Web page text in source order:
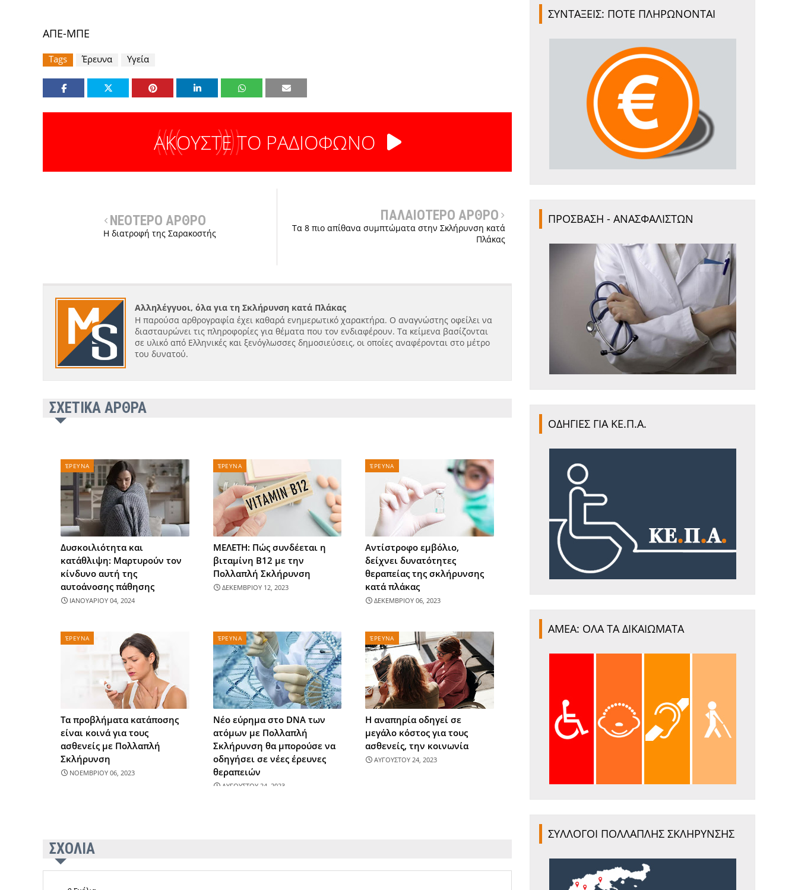
ΑΠΕ-ΜΠΕ
Tags Έρευνα Υγεία
ΑΚΟΥΣΤΕ ΤΟ ΡΑΔΙΟΦΩΝΟ
ΝΕΟΤΕΡΟ ΑΡΘΡΟ
Η διατροφή της Σαρακοστής
ΠΑΛΑΙΟΤΕΡΟ ΑΡΘΡΟ
Τα 8 πιο απίθανα συμπτώματα στην Σκλήρυνση κατά
Πλάκας
Αλληλέγγυοι, όλα για τη Σκλήρυνση κατά Πλάκας
Η παρούσα αρθρογραφία έχει καθαρά ενημερωτικό χαρακτήρα. Ο αναγνώστης οφείλει να
διασταυρώνει τις πληροφορίες για θέματα που τον ενδιαφέρουν. Τα κείμενα βασίζονται
σε υλικό από Ελληνικές και ξενόγλωσσες δημοσιεύσεις, οι οποίες αναφέρονται στο μέτρο
του δυνατού.
ΣΧΕΤΙΚΑ ΑΡΘΡΑ
ΈΡΕΥΝΑ
Δυσκοιλιότητα και
κατάθλιψη: Μαρτυρούν τον
κίνδυνο αυτή της
αυτοάνοσης πάθησης
ΙΑΝΟΥΑΡΙΟΥ 04, 2024
ΈΡΕΥΝΑ
ΜΕΛΕΤΗ: Πώς συνδέεται η
βιταμίνη Β12 με την
Πολλαπλή Σκλήρυνση
ΔΕΚΕΜΒΡΙΟΥ 12, 2023
ΈΡΕΥΝΑ
Aντίστροφο εμβόλιο,
δείχνει δυνατότητες
θεραπείας της σκλήρυνσης
κατά πλάκας
ΔΕΚΕΜΒΡΙΟΥ 06, 2023
ΈΡΕΥΝΑ
Τα προβλήματα κατάποσης
είναι κοινά για τους
ασθενείς με Πολλαπλή
Σκλήρυνση
ΝΟΕΜΒΡΙΟΥ 06, 2023
ΈΡΕΥΝΑ
Νέο εύρημα στο DNA των
ατόμων με Πολλαπλή
Σκλήρυνση θα μπορούσε να
οδηγήσει σε νέες έρευνες
θεραπειών
ΑΥΓΟΥΣΤΟΥ 24, 2023
ΈΡΕΥΝΑ
Η αναπηρία οδηγεί σε
μεγάλο κόστος για τους
ασθενείς, την κοινωνία
ΑΥΓΟΥΣΤΟΥ 24, 2023
ΣΧΟΛΙΑ
ΣΥΝΤΑΞΕΙΣ: ΠΟΤΕ ΠΛΗΡΩΝΟΝΤΑΙ
ΠΡΟΣΒΑΣΗ - ΑΝΑΣΦΑΛΙΣΤΩΝ
ΟΔΗΓΙΕΣ ΓΙΑ ΚΕ.Π.Α.
ΑΜΕΑ: ΟΛΑ ΤΑ ΔΙΚΑΙΩΜΑΤΑ
ΣΥΛΛΟΓΟΙ ΠΟΛΛΑΠΛΗΣ ΣΚΛΗΡΥΝΣΗΣ